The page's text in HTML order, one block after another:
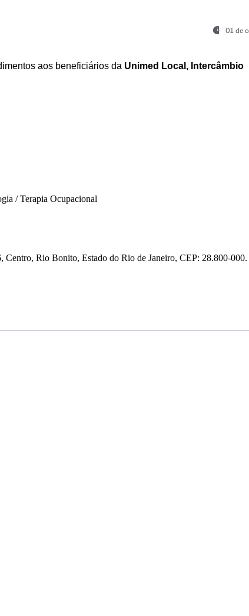
01 de
aos beneficiários da Unimed Local, Intercâmbio
/ Terapia Ocupacional
Centro, Rio Bonito, Estado do Rio de Janeiro, CEP: 28.800-000.